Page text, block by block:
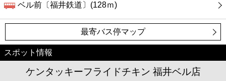
ベル前〔福井鉄道〕(128ｍ)
最寄バス停マップ
スポット情報
ケンタッキーフライドチキン 福井ベル店